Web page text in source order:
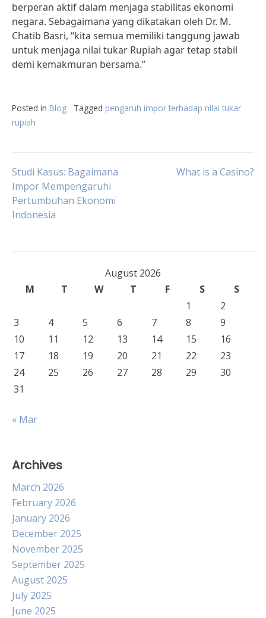
berperan aktif dalam menjaga stabilitas ekonomi
negara. Sebagaimana yang dikatakan oleh Dr. M.
Chatib Basri, “kita semua memiliki tanggung jawab
untuk menjaga nilai tukar Rupiah agar tetap stabil
demi kemakmuran bersama.”
Posted in Blog Tagged pengaruh impor terhadap nilai tukar
rupiah
Post
navigation
Studi Kasus: Bagaimana
Impor Mempengaruhi
Pertumbuhan Ekonomi
Indonesia
What is a Casino?
August 2026
M
T W T F S
S
1
2
3
4 5 6 7 8
9
10
11 12 13 14 15
16
17
18 19 20 21 22
23
24
25 26 27 28 29
30
31
« Mar
Archives
March 2026
February 2026
January 2026
December 2025
November 2025
September 2025
August 2025
July 2025
June 2025